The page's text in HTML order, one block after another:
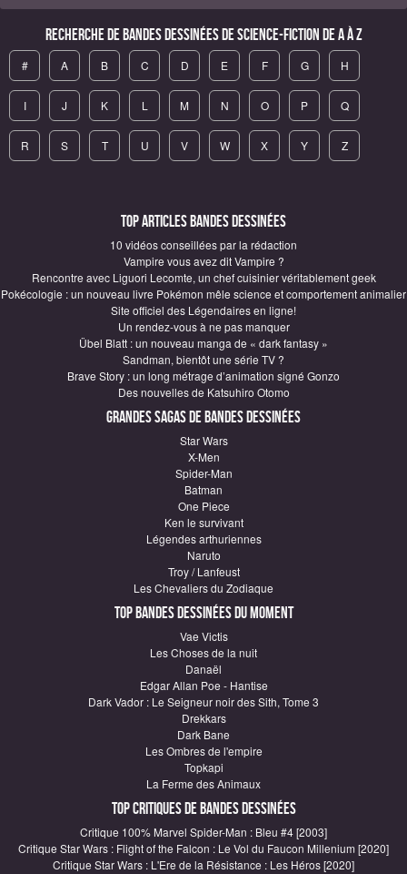
Recherche de Bandes Dessinées de science-fiction de A à Z
# A B C D E F G H
I J K L M N O P Q
R S T U V W X Y Z
Top articles Bandes Dessinées
10 vidéos conseillées par la rédaction
Vampire vous avez dit Vampire ?
Rencontre avec Liguori Lecomte, un chef cuisinier véritablement geek
Pokécologie : un nouveau livre Pokémon mêle science et comportement animalier
Site officiel des Légendaires en ligne!
Un rendez-vous à ne pas manquer
Übel Blatt : un nouveau manga de « dark fantasy »
Sandman, bientôt une série TV ?
Brave Story : un long métrage d’animation signé Gonzo
Des nouvelles de Katsuhiro Otomo
Grandes sagas de Bandes Dessinées
Star Wars
X-Men
Spider-Man
Batman
One Piece
Ken le survivant
Légendes arthuriennes
Naruto
Troy / Lanfeust
Les Chevaliers du Zodiaque
Top Bandes Dessinées du moment
Vae Victis
Les Choses de la nuit
Danaël
Edgar Allan Poe - Hantise
Dark Vador : Le Seigneur noir des Sith, Tome 3
Drekkars
Dark Bane
Les Ombres de l'empire
Topkapi
La Ferme des Animaux
Top critiques de Bandes Dessinées
Critique 100% Marvel Spider-Man : Bleu #4 [2003]
Critique Star Wars : Flight of the Falcon : Le Vol du Faucon Millenium [2020]
Critique Star Wars : L'Ere de la Résistance : Les Héros [2020]